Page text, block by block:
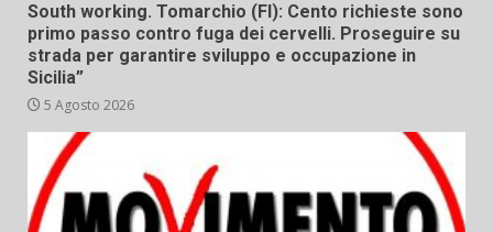
South working. Tomarchio (FI): Cento richieste sono
primo passo contro fuga dei cervelli. Proseguire su
strada per garantire sviluppo e occupazione in
Sicilia”
5 Agosto 2026